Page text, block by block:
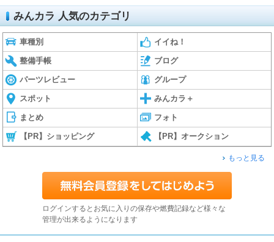
みんカラ 人気のカテゴリ
車種別 イイね！
整備手帳 ブログ
パーツレビュー グループ
スポット みんカラ＋
まとめ フォト
【PR】ショッピング 【PR】オークション
もっと見る
ログインするとお気に入りの保存や燃費記録など様々な
管理が出来るようになります